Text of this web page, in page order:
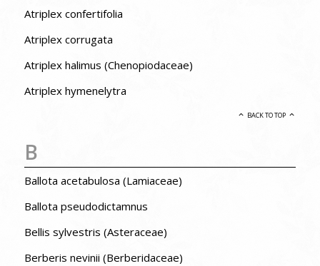
Atriplex confertifolia
Atriplex corrugata
Atriplex halimus (Chenopiodaceae)
Atriplex hymenelytra
BACK TO TOP
B
Ballota acetabulosa (Lamiaceae)
Ballota pseudodictamnus
Bellis sylvestris (Asteraceae)
Berberis nevinii (Berberidaceae)